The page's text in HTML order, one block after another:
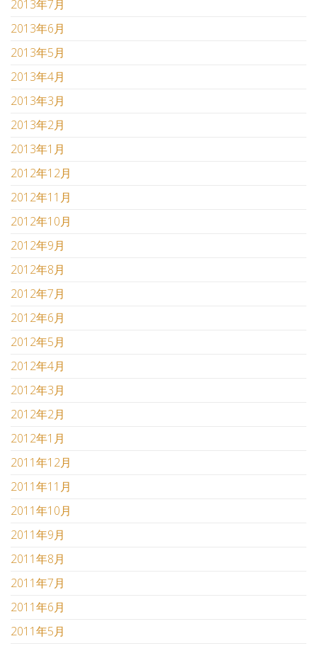
2013年7月
2013年6月
2013年5月
2013年4月
2013年3月
2013年2月
2013年1月
2012年12月
2012年11月
2012年10月
2012年9月
2012年8月
2012年7月
2012年6月
2012年5月
2012年4月
2012年3月
2012年2月
2012年1月
2011年12月
2011年11月
2011年10月
2011年9月
2011年8月
2011年7月
2011年6月
2011年5月